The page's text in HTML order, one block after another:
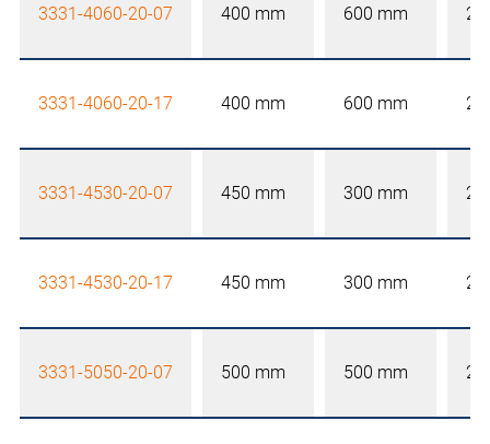
3331-4060-20-07 400 mm 600 mm
3331-4060-20-17 400 mm 600 mm
3331-4530-20-07 450 mm 300 mm
3331-4530-20-17 450 mm 300 mm
3331-5050-20-07 500 mm 500 mm